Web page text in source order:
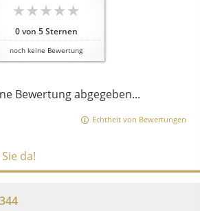
0von 5Sternen
noch keine Bewertung
Bewertung abgegeben...
Echtheit von Bewertungen
da!